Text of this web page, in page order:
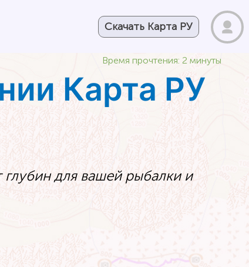
Скачать Карта РУ
Время прочтения: 2 минуты
Карта РУ
для вашей рыбалки и